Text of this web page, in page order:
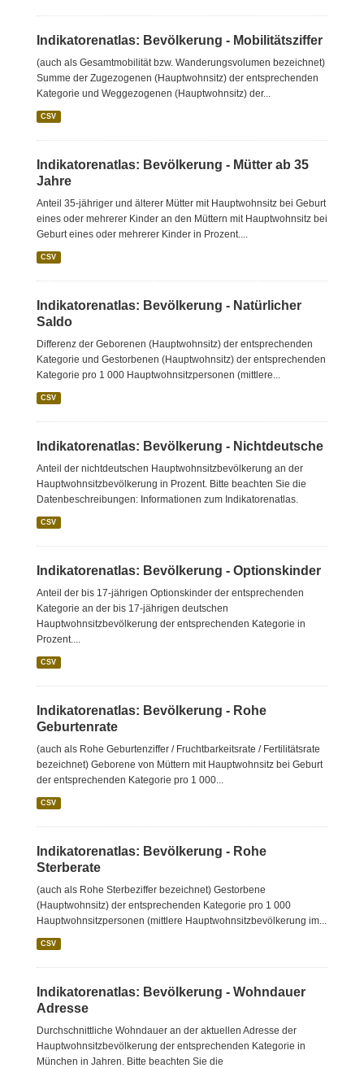
Indikatorenatlas: Bevölkerung - Mobilitätsziffer
(auch als Gesamtmobilität bzw. Wanderungsvolumen bezeichnet)
Summe der Zugezogenen (Hauptwohnsitz) der entsprechenden
Kategorie und Weggezogenen (Hauptwohnsitz) der...
CSV
Indikatorenatlas: Bevölkerung - Mütter ab 35
Jahre
Anteil 35-jähriger und älterer Mütter mit Hauptwohnsitz bei Geburt
eines oder mehrerer Kinder an den Müttern mit Hauptwohnsitz bei
Geburt eines oder mehrerer Kinder in Prozent....
CSV
Indikatorenatlas: Bevölkerung - Natürlicher
Saldo
Differenz der Geborenen (Hauptwohnsitz) der entsprechenden
Kategorie und Gestorbenen (Hauptwohnsitz) der entsprechenden
Kategorie pro 1 000 Hauptwohnsitzpersonen (mittlere...
CSV
Indikatorenatlas: Bevölkerung - Nichtdeutsche
Anteil der nichtdeutschen Hauptwohnsitzbevölkerung an der
Hauptwohnsitzbevölkerung in Prozent. Bitte beachten Sie die
Datenbeschreibungen: Informationen zum Indikatorenatlas.
CSV
Indikatorenatlas: Bevölkerung - Optionskinder
Anteil der bis 17-jährigen Optionskinder der entsprechenden
Kategorie an der bis 17-jährigen deutschen
Hauptwohnsitzbevölkerung der entsprechenden Kategorie in
Prozent....
CSV
Indikatorenatlas: Bevölkerung - Rohe
Geburtenrate
(auch als Rohe Geburtenziffer / Fruchtbarkeitsrate / Fertilitätsrate
bezeichnet) Geborene von Müttern mit Hauptwohnsitz bei Geburt
der entsprechenden Kategorie pro 1 000...
CSV
Indikatorenatlas: Bevölkerung - Rohe
Sterberate
(auch als Rohe Sterbeziffer bezeichnet) Gestorbene
(Hauptwohnsitz) der entsprechenden Kategorie pro 1 000
Hauptwohnsitzpersonen (mittlere Hauptwohnsitzbevölkerung im...
CSV
Indikatorenatlas: Bevölkerung - Wohndauer
Adresse
Durchschnittliche Wohndauer an der aktuellen Adresse der
Hauptwohnsitzbevölkerung der entsprechenden Kategorie in
München in Jahren. Bitte beachten Sie die